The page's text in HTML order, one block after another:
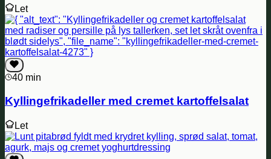
Let
40 min
Kyllingefrikadeller med cremet kartoffelsalat
Let